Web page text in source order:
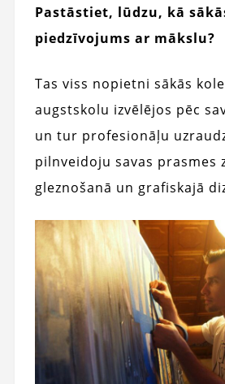
Pastāstiet, lūdzu, kā
piedzīvojums ar mākslu?
Tas viss nopietni sākās
augstskolu izvēlējos pēc
un tur profesionāļu
pilnveidoju savas prasmes
gleznošanā un grafiskajā